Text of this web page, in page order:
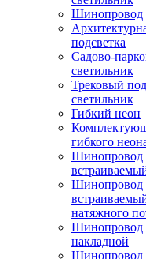
Шинопровод
подсветка
Садово-
светильник
Трековый
светильник
Гибкий неон
гибкого
Шинопровод
Шинопровод
натяжного
Шинопровод
накладной
Шинопровод